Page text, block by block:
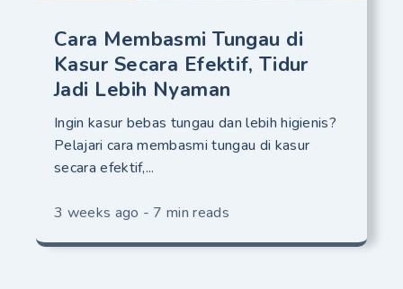
Cara Membasmi Tungau di
Kasur Secara Efektif, Tidur
Jadi Lebih Nyaman
Ingin kasur bebas tungau dan lebih higienis?
Pelajari cara membasmi tungau di kasur
secara efektif,...
3 weeks ago - 7 min reads